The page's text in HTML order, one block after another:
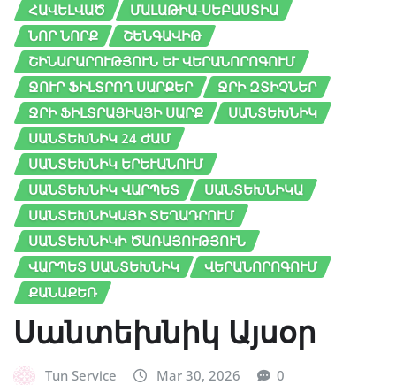
ՀԱՎԵԼՎԱԾ
ՄԱԼԱԹԻԱ-ՍԵԲԱՍՏԻԱ
ՆՈՐ ՆՈՐՔ
ՇԵՆԳԱՎԻԹ
ՇԻՆԱՐԱՐՈՒԹՅՈՒՆ ԵՒ ՎԵՐԱՆՈՐՈԳՈՒՄ
ՋՈՒՐ ՖԻԼՏՐՈՂ ՍԱՐՔԵՐ
ՋՐԻ ԶՏԻՉՆԵՐ
ՋՐԻ ՖԻԼՏՐԱՑԻԱՅԻ ՍԱՐՔ
ՍԱՆՏԵԽՆԻԿ
ՍԱՆՏԵԽՆԻԿ 24 ԺԱՄ
ՍԱՆՏԵԽՆԻԿ ԵՐԵՒԱՆՈՒՄ
ՍԱՆՏԵԽՆԻԿ ՎԱՐՊԵՏ
ՍԱՆՏԵԽՆԻԿԱ
ՍԱՆՏԵԽՆԻԿԱՅԻ ՏԵՂԱԴՐՈՒՄ
ՍԱՆՏԵԽՆԻԿԻ ԾԱՌԱՅՈՒԹՅՈՒՆ
ՎԱՐՊԵՏ ՍԱՆՏԵԽՆԻԿ
ՎԵՐԱՆՈՐՈԳՈՒՄ
ՔԱՆԱՔԵՌ
Սանտեխնիկ Այսօր
Tun Service Mar 30, 2026 0